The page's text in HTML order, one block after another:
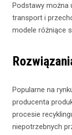
Podstawy można
transport i
modele różniące
Popularne na
producenta
procesie
niepotrzebnych